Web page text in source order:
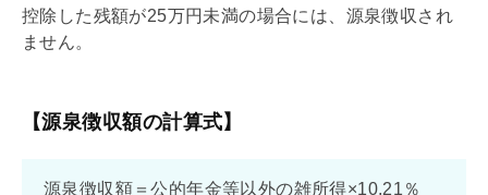
控除した残額が25万円未満の場合には、源泉徴収され
ません。
【源泉徴収額の計算式】
源泉徴収額＝公的年金等以外の雑所得×10.21％